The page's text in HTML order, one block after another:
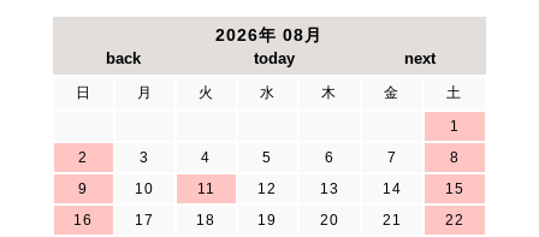
2026年 08月
日 月 火 水 木 金
土
1
2
3 4 5 6 7
8
9
10 11 12 13 14
15
16
17 18 19 20 21
22